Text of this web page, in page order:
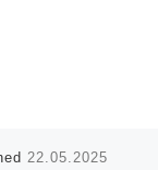
22.05.2025